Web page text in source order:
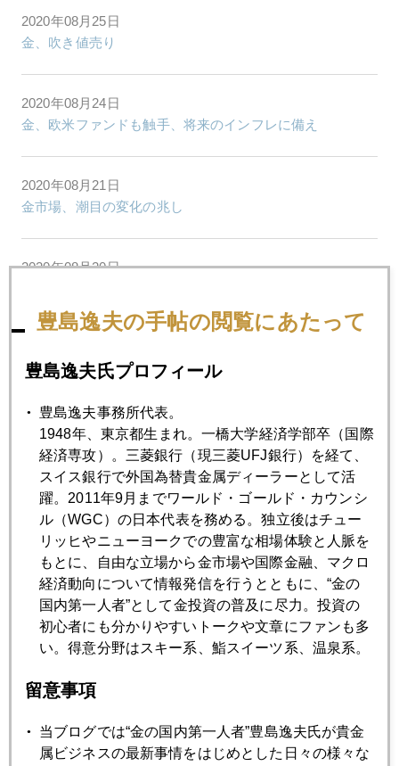
2020年08月25日
金、吹き値売り
2020年08月24日
金、欧米ファンドも触手、将来のインフレに備え
2020年08月21日
金市場、潮目の変化の兆し
2020年08月20日
金価格は「日銀の通信簿」
2020年08月18日
バフェット効果、金２０００ドル再接近
2020年08月17日
「金嫌い」のバフェット氏、金投資に動く
2020年08月17日
金とインフレについて
2020年08月17日
金暴落の真の理由とは
2020年08月17日
豊島逸夫の手帖の閲覧にあたって
豊島逸夫氏プロフィール
豊島逸夫事務所代表。
1948年、東京都生まれ。一橋大学経済学部卒（国際
経済専攻）。三菱銀行（現三菱UFJ銀行）を経て、
スイス銀行で外国為替貴金属ディーラーとして活
躍。2011年9月までワールド・ゴールド・カウンシ
ル（WGC）の日本代表を務める。独立後はチュー
リッヒやニューヨークでの豊富な相場体験と人脈を
もとに、自由な立場から金市場や国際金融、マクロ
経済動向について情報発信を行うとともに、“金の
国内第一人者”として金投資の普及に尽力。投資の
初心者にも分かりやすいトークや文章にファンも多
い。得意分野はスキー系、鮨スイーツ系、温泉系。
留意事項
当ブログでは“金の国内第一人者”豊島逸夫氏が貴金
属ビジネスの最新事情をはじめとした日々の様々な